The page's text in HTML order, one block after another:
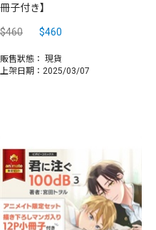
冊子付き】
$460 $460
販售狀態： 現貨
上架日期：2025/03/07